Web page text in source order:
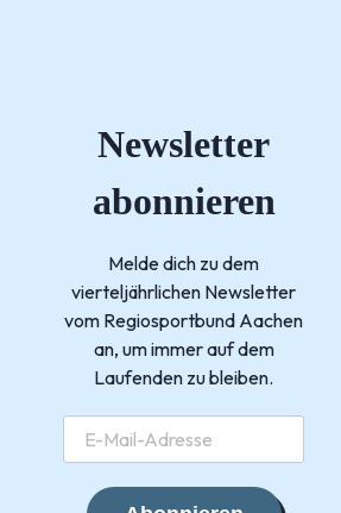
Newsletter
abonnieren
Melde dich zu dem
vierteljährlichen Newsletter
vom Regiosportbund Aachen
an, um immer auf dem
Laufenden zu bleiben.